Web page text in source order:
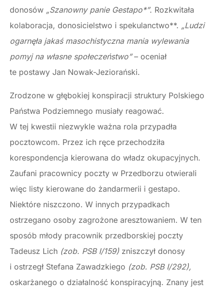
donosów „Szanowny panie Gestapo*”. Rozkwitała
kolaboracja, donosicielstwo i spekulanctwo**. „Ludzi
ogarnęła jakaś masochistyczna mania wylewania
pomyj na własne społeczeństwo”– oceniał
te postawy Jan Nowak-Jeziorański.
Zrodzone w głębokiej konspiracji struktury Polskiego
Państwa Podziemnego musiały reagować.
W tej kwestii niezwykle ważna rola przypadła
pocztowcom. Przez ich ręce przechodziła
korespondencja kierowana do władz okupacyjnych.
Zaufani pracownicy poczty w Przedborzu otwierali
więc listy kierowane do żandarmerii i gestapo.
Niektóre niszczono. W innych przypadkach
ostrzegano osoby zagrożone aresztowaniem. W ten
sposób młody pracownik przedborskiej poczty
Tadeusz Lich (zob. PSB I/159) zniszczył donosy
i ostrzegł Stefana Zawadzkiego (zob. PSB I/292),
oskarżanego o działalność konspiracyjną. Znany jest